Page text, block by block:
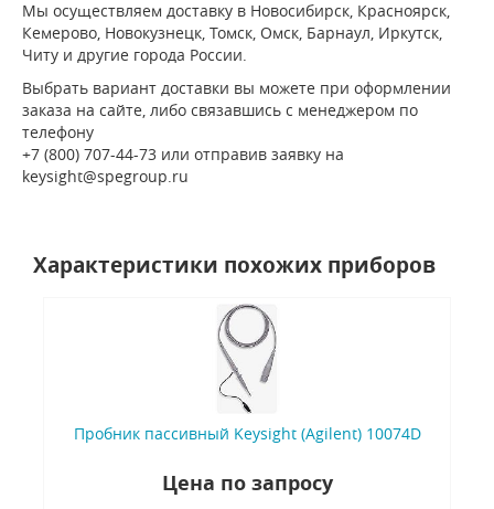
Мы осуществляем доставку в Новосибирск, Красноярск,
Кемерово, Новокузнецк, Томск, Омск, Барнаул, Иркутск,
Читу и другие города России.
Выбрать вариант доставки вы можете при оформлении
заказа на сайте, либо связавшись с менеджером по
телефону
+7 (800) 707-44-73 или отправив заявку на
keysight@spegroup.ru
Характеристики похожих приборов
Пробник пассивный Keysight (Agilent) 10074D
Цена по запросу